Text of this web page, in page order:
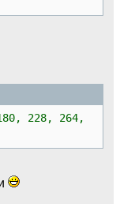
228, 264,